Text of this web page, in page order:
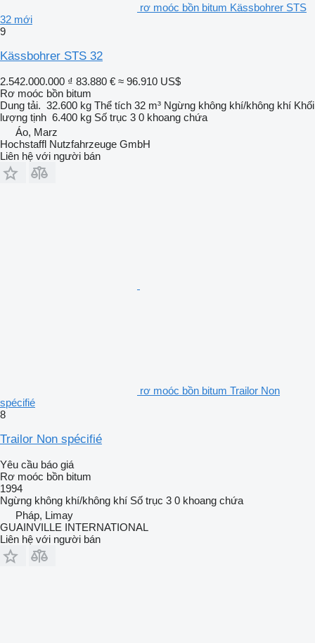
rơ moóc bồn bitum Kässbohrer STS
32 mới
9
Kässbohrer STS 32
2.542.000.000 ₫ 83.880 € ≈ 96.910 US$
Rơ moóc bồn bitum
Dung tải. 32.600 kg Thể tích 32 m³ Ngừng không khí/không khí Khối
lượng tịnh 6.400 kg Số trục 3 0 khoang chứa
Áo, Marz
Hochstaffl Nutzfahrzeuge GmbH
Liên hệ với người bán
rơ moóc bồn bitum Trailor Non
spécifié
8
Trailor Non spécifié
Yêu cầu báo giá
Rơ moóc bồn bitum
1994
Ngừng không khí/không khí Số trục 3 0 khoang chứa
Pháp, Limay
GUAINVILLE INTERNATIONAL
Liên hệ với người bán